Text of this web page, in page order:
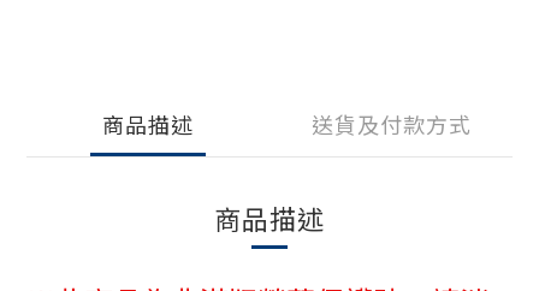
商品描述 送貨及付款方式
商品描述